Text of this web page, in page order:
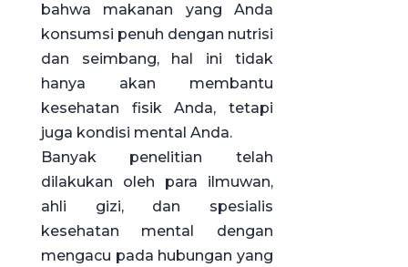
bahwa makanan yang Anda
konsumsi penuh dengan nutrisi
dan seimbang, hal ini tidak
hanya akan membantu
kesehatan fisik Anda, tetapi
juga kondisi mental Anda.
Banyak penelitian telah
dilakukan oleh para ilmuwan,
ahli gizi, dan spesialis
kesehatan mental dengan
mengacu pada hubungan yang